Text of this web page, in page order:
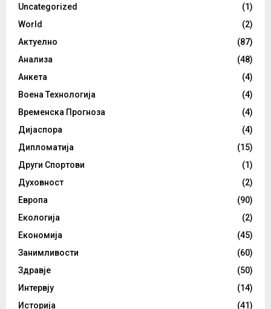
Uncategorized
(1)
World
(2)
Актуелно
(87)
Анализа
(48)
Анкета
(4)
Воена Технологија
(4)
Временска Прогноза
(4)
Дијаспора
(4)
Дипломатија
(15)
Други Спортови
(1)
Духовност
(2)
Европа
(90)
Екологија
(2)
Економија
(45)
Занимливости
(60)
Здравје
(50)
Интервју
(14)
Историја
(41)